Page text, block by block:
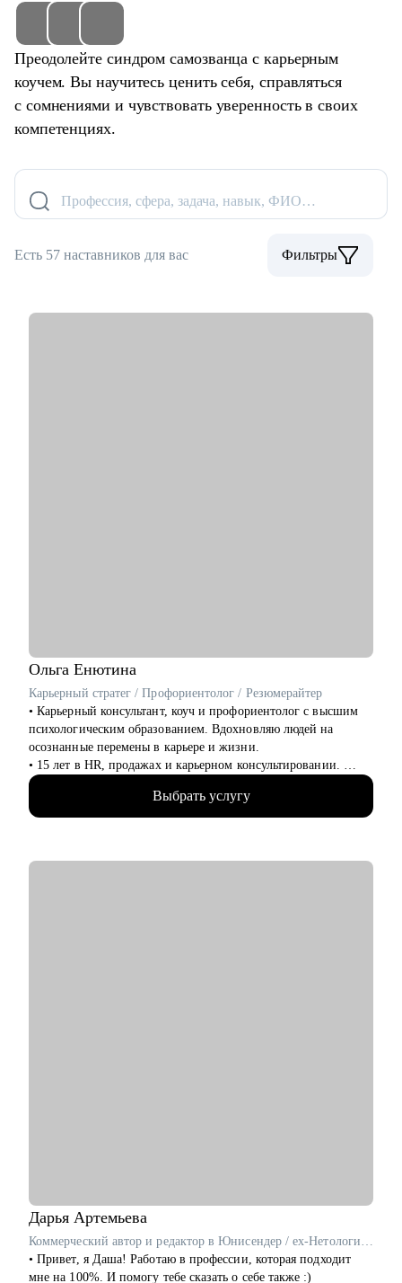
Преодолейте синдром самозванца с карьерным
коучем. Вы научитесь ценить себя, справляться
с сомнениями и чувствовать уверенность в своих
компетенциях.
Профессия, сфера, задача, навык, ФИО…
Есть 57 наставников для вас Фильтры
Ольга Енютина
Карьерный стратег / Профориентолог / Резюмерайтер
• Карьерный консультант, коуч и профориентолог с высшим
психологическим образованием. Вдохновляю людей на
осознанные перемены в карьере и жизни.
• 15 лет в HR, продажах и карьерном консультировании.
• Провела 3000+ собеседований. Точно знаю, как выглядит
резюме, которое привлекает и алгоритмы hh.ru и рекрутеров,
а какие моменты могут стать "красными флагами".
Специалистам и профессионалам разного уровня по
направлениям:
Выбрать услугу
Дарья Артемьева
Коммерческий автор и редактор в Юнисендер / ex-Нетология, Росатом
• Привет, я Даша! Работаю в профессии, которая подходит
мне на 100%. И помогу тебе сказать о себе также :)